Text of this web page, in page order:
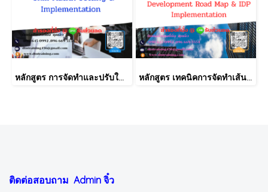
หลักสูตร การจัดทำและปรับใช้ SKILLS MATRIX อย่างได้ผล Skill Matrix Setting & Implementation หลักสูตร เทคนิคการจัดทำเส้นทางการฝึกอบรม และการพัฒนาบุคลากร เป็นรายบุคคลอย่างเป็นระบบ Effective Training and Development Road Map & IDP Implementation
ติดต่อสอบถาม Admin จิ๋ว